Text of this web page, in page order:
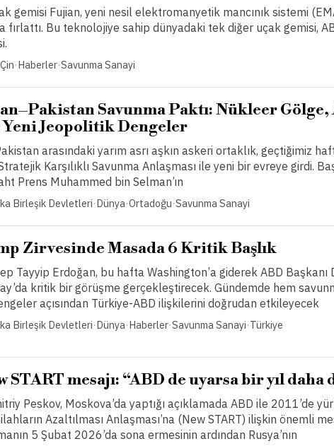
gemisi Fujian, yeni nesil elektromanyetik mancınık sistemi
fırlattı. Bu teknolojiye sahip dünyadaki tek diğer uçak gemisi,
Çin·Haberler·Savunma Sanayi
Savunma Paktı: Nükleer Gölge,
Jeopolitik Dengeler
arasındaki yarım asrı aşkın askeri ortaklık, geçtiğimiz
Karşılıklı Savunma Anlaşması ile yeni bir evreye girdi.
Prens Muhammed bin Selman’ın
Birleşik Devletleri·Dünya·Ortadoğu·Savunma Sanayi
Zirvesinde Masada 6 Kritik Başlık
Tayyip Erdoğan, bu hafta Washington’a giderek ABD Başkanı
kritik bir görüşme gerçekleştirecek. Gündemde hem
açısından Türkiye-ABD ilişkilerini doğrudan etkileyecek
Birleşik Devletleri·Dünya·Haberler·Savunma Sanayi·Türkiye
START mesajı: “ABD de uyarsa bir yıl daha
Peskov, Moskova’da yaptığı açıklamada ABD ile 2011’de
Azaltılması Anlaşması’na (New START) ilişkin önemli
5 Şubat 2026’da sona ermesinin ardından Rusya’nın